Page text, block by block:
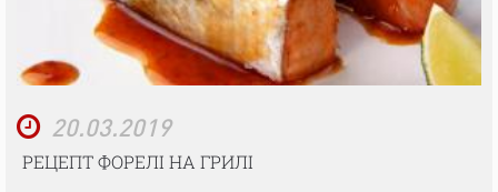
20.03.2019
РЕЦЕПТ ФОРЕЛІ НА ГРИЛІ